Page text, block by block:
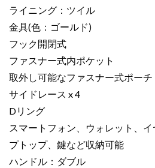
ライニング：ツイル
金具(色：ゴールド)
フック開閉式
ファスナー式内ポケット
取外し可能なファスナー式ポーチ
サイドレース x 4
Dリング
スマートフォン、ウォレット、
プトップ、鍵など収納可能
ハンドル：ダブル